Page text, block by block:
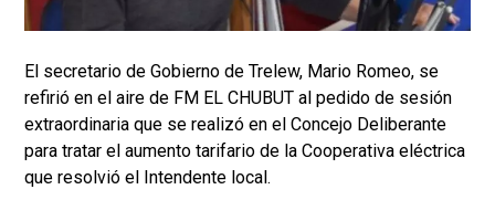
El secretario de Gobierno de Trelew, Mario Romeo, se
refirió en el aire de FM EL CHUBUT al pedido de sesión
extraordinaria que se realizó en el Concejo Deliberante
para tratar el aumento tarifario de la Cooperativa eléctrica
que resolvió el Intendente local.